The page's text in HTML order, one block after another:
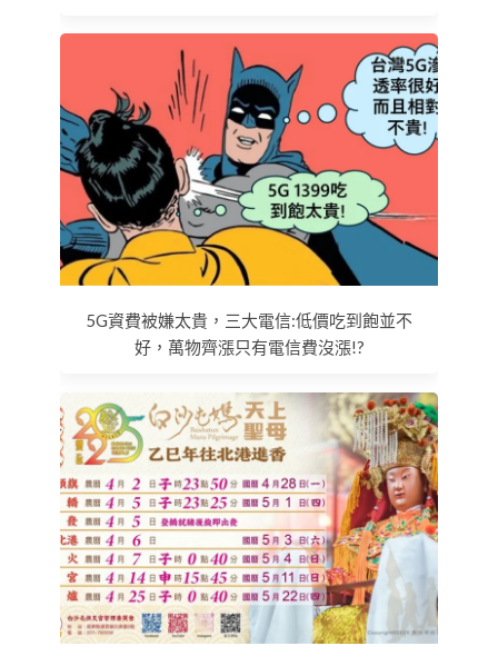
5G資費被嫌太貴，三大電信:低價吃到飽並不
好，萬物齊漲只有電信費沒漲!?